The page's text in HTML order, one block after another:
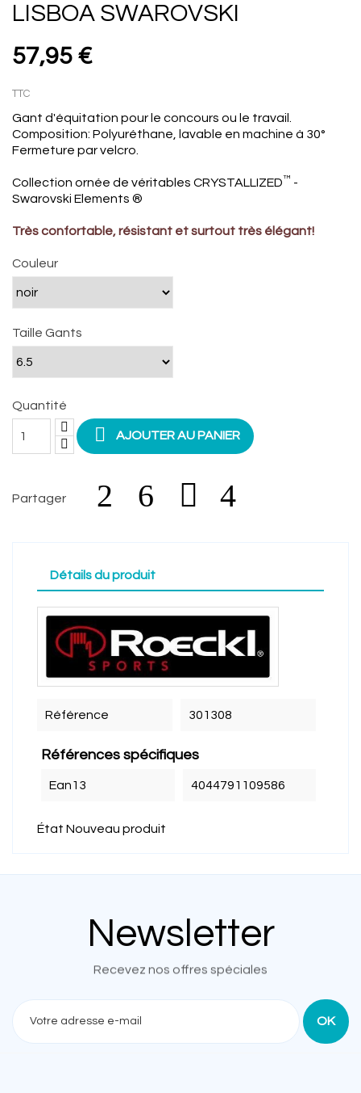
LISBOA SWAROVSKI
57,95 €
TTC
Gant d'équitation pour le concours ou le travail.
Composition: Polyuréthane, lavable en machine à 30°
Fermeture par velcro.
Collection ornée de véritables CRYSTALLIZED™ -
Swarovski Elements ®
Très confortable, résistant et surtout très élégant!
Couleur
Taille Gants
Quantité
 AJOUTER AU PANIER
Partager
Détails du produit
Référence 301308
Références spécifiques
Ean13 4044791109586
État Nouveau produit
Newsletter
Recevez nos offres spéciales